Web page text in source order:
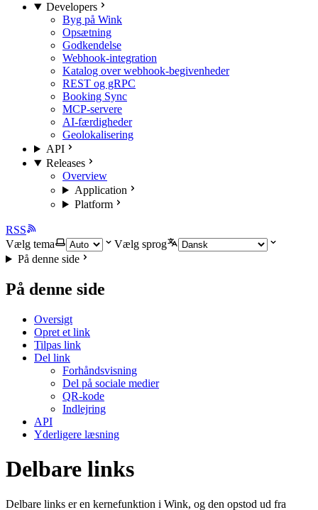
Developers
Byg på Wink
Opsætning
Godkendelse
Webhook-integration
Katalog over webhook-begivenheder
REST og gRPC
Booking Sync
MCP-servere
AI-færdigheder
Geolokalisering
API
Releases
Overview
Application
Platform
RSS
Vælg tema
Vælg sprog
På denne side
På denne side
Oversigt
Opret et link
Tilpas link
Del link
Forhåndsvisning
Del på sociale medier
QR-kode
Indlejring
API
Yderligere læsning
Delbare links
Delbare links er en kernefunktion i Wink, og den opstod ud fra